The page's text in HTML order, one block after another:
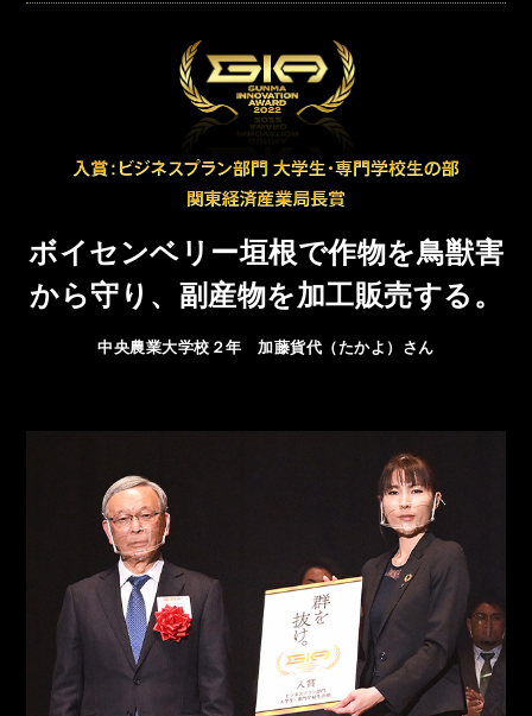
ボイセンベリー垣根で作物を鳥獣害
から守り、 副産物を加工販売する。
中央農業大学校２年 加藤貨代（たかよ）さん